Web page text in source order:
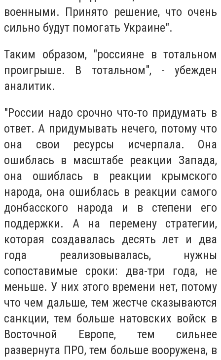
военными. Принято решение, что очень
сильно будут помогать Украине".
Таким образом, "россияне в тотальном
проигрыше. В тотальном", - убежден
аналитик.
"России надо срочно что-то придумать в
ответ. А придумывать нечего, потому что
она свои ресурсы исчерпала. Она
ошиблась в масштабе реакции Запада,
она ошиблась в реакции крымского
народа, она ошиблась в реакции самого
донбасского народа и в степени его
поддержки. А на перемену стратегии,
которая создавалась десять лет и два
года реализовывалась, нужны
сопоставимые сроки: два-три года, не
меньше. У них этого времени нет, потому
что чем дальше, тем жестче сказываются
санкции, тем больше натовских войск в
Восточной Европе, тем сильнее
развернута ПРО, тем больше вооружена, в